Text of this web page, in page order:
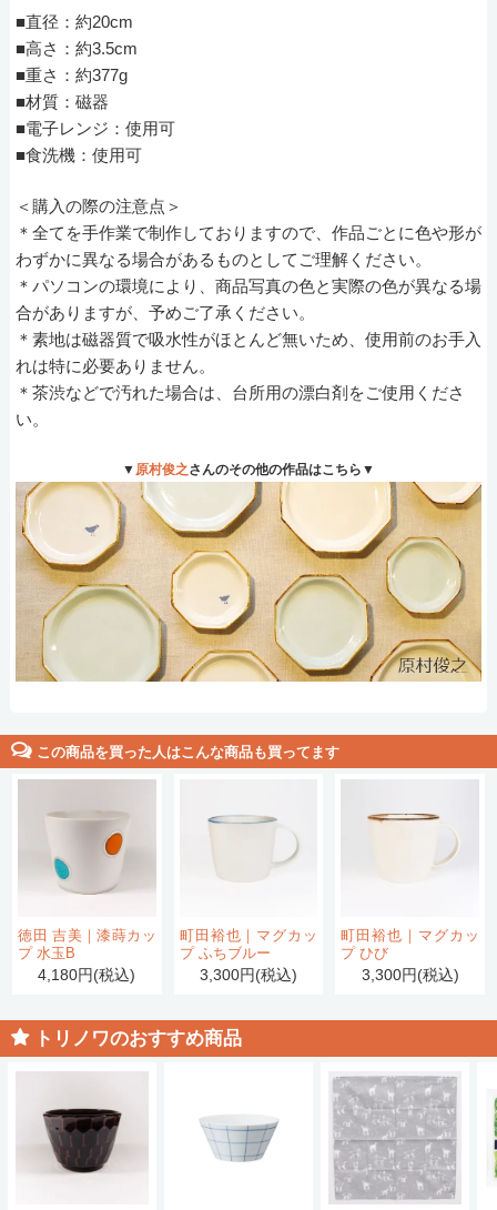
■直径：約20cm
■高さ：約3.5cm
■重さ：約377g
■材質：磁器
■電子レンジ：使用可
■食洗機：使用可
＜購入の際の注意点＞
＊全てを手作業で制作しておりますので、作品ごとに色や形が
わずかに異なる場合があるものとしてご理解ください。
＊パソコンの環境により、商品写真の色と実際の色が異なる場
合がありますが、予めご了承ください。
＊素地は磁器質で吸水性がほとんど無いため、使用前のお手入
れは特に必要ありません。
＊茶渋などで汚れた場合は、台所用の漂白剤をご使用くださ
い。
▼ 原村俊之さんのその他の作品はこちら▼
この商品を買った人はこんな商品も買ってます
徳田 吉美｜漆蒔カッ
プ 水玉B
4,180円(税込)
町田裕也｜マグカッ
プ ふちブルー
3,300円(税込)
町田裕也｜マグカッ
プ ひび
3,300円(税込)
トリノワのおすすめ商品